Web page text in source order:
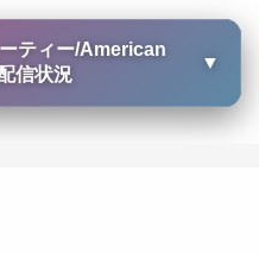
ティー/American
信状況
▼